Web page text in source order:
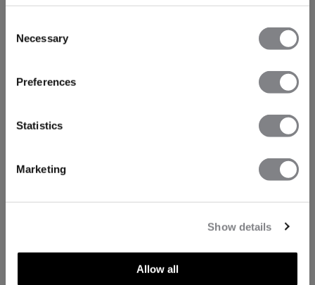
Selection
Necessary
Preferences
Statistics
Marketing
Show details
Allow all
TECHNISCHE ASPEKTE